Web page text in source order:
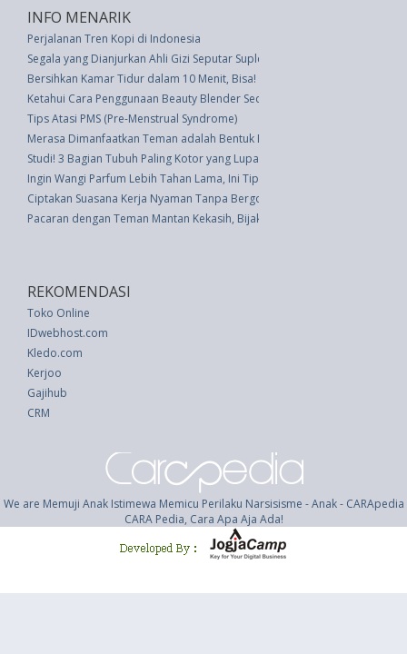
INFO MENARIK
Perjalanan Tren Kopi di Indonesia
Segala yang Dianjurkan Ahli Gizi Seputar Suplemen Kesehatan
Bersihkan Kamar Tidur dalam 10 Menit, Bisa!
Ketahui Cara Penggunaan Beauty Blender Secara Tepat
Tips Atasi PMS (Pre-Menstrual Syndrome)
Merasa Dimanfaatkan Teman adalah Bentuk Bullying
Studi! 3 Bagian Tubuh Paling Kotor yang Lupa Anda Cuci Saat Mandi
Ingin Wangi Parfum Lebih Tahan Lama, Ini Tipsnya
Ciptakan Suasana Kerja Nyaman Tanpa Bergosip, Bisa!
Pacaran dengan Teman Mantan Kekasih, Bijakkah?
REKOMENDASI
Toko Online
IDwebhost.com
Kledo.com
Kerjoo
Gajihub
CRM
We are Memuji Anak Istimewa Memicu Perilaku Narsisisme - Anak - CARApedia
CARA Pedia, Cara Apa Aja Ada!